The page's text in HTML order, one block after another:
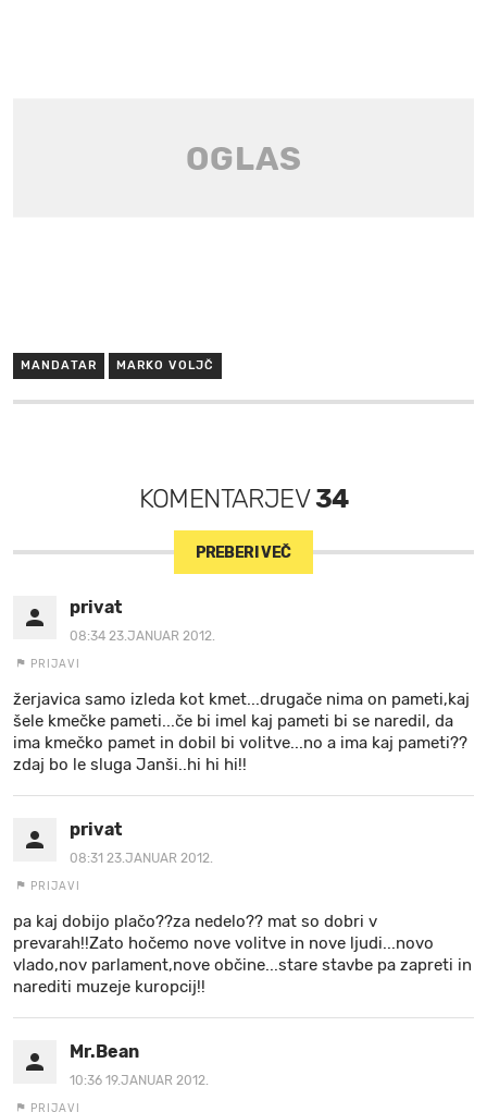
MANDATAR MARKO VOLJČ
KOMENTARJEV34
PREBERI VEČ
privat
08:34 23.JANUAR 2012.
PRIJAVI
žerjavica samo izleda kot kmet...drugače nima on pameti,kaj
šele kmečke pameti...če bi imel kaj pameti bi se naredil, da
ima kmečko pamet in dobil bi volitve...no a ima kaj pameti??
zdaj bo le sluga Janši..hi hi hi!!
privat
08:31 23.JANUAR 2012.
PRIJAVI
pa kaj dobijo plačo??za nedelo?? mat so dobri v
prevarah!!Zato hočemo nove volitve in nove ljudi...novo
vlado,nov parlament,nove občine...stare stavbe pa zapreti in
narediti muzeje kuropcij!!
Mr.Bean
10:36 19.JANUAR 2012.
PRIJAVI